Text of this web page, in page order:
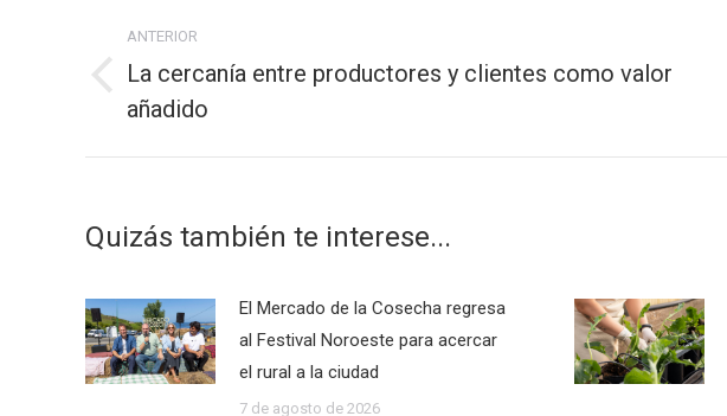
entre
publicaciones
ANTERIOR
Publicación
anterior:
La cercanía entre productores y clientes como valor
añadido
Quizás también te interese...
El Mercado de la Cosecha regresa
al Festival Noroeste para acercar
el rural a la ciudad
7 de agosto de 2026